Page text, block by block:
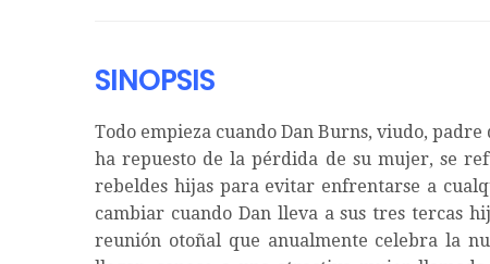
SINOPSIS
Todo empieza cuando Dan Burns, viudo,
ha repuesto de la pérdida de su mujer, se
rebeldes hijas para evitar enfrentarse a
cambiar cuando Dan lleva a sus tres tercas
reunión otoñal que anualmente celebra la